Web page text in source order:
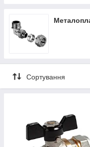
Сортування